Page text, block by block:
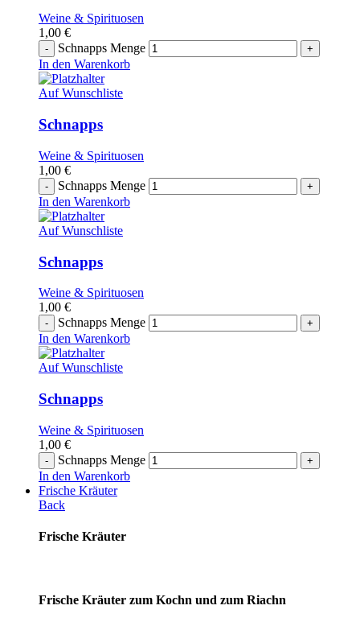
Weine & Spirituosen
1,00 €
Schnapps Menge
In den Warenkorb
Auf Wunschliste
Schnapps
Weine & Spirituosen
1,00 €
Schnapps Menge
In den Warenkorb
Auf Wunschliste
Schnapps
Weine & Spirituosen
1,00 €
Schnapps Menge
In den Warenkorb
Auf Wunschliste
Schnapps
Weine & Spirituosen
1,00 €
Schnapps Menge
In den Warenkorb
Frische Kräuter
Back
Frische Kräuter
Frische Kräuter zum Kochn und zum Riachn